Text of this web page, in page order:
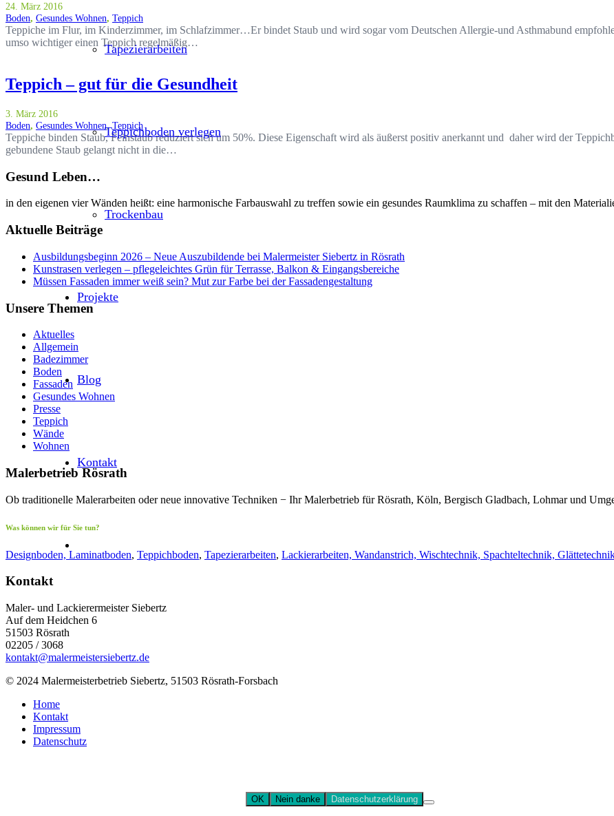
Tapezierarbeiten
Teppichboden verlegen
Trockenbau
Projekte
Blog
Kontakt
24. März 2016
Boden, Gesundes Wohnen, Teppich
Teppiche im Flur, im Kinderzimmer, im Schlafzimmer…Er bindet Staub und wird sogar vom Deutschen Allergie-und Asthmabund
umso wichtiger einen Teppich regelmäßig…
Teppich – gut für die Gesundheit
3. März 2016
Boden, Gesundes Wohnen,Teppich
Teppiche binden Staub, Feinstaub reduziert sich um 50%. Diese Eigenschaft wird als äußerst positiv anerkannt und daher wird der
gebundene Staub gelangt nicht in die…
Gesund Leben…
in den eigenen vier Wänden heißt: eine harmonische Farbauswahl zu treffen sowie ein gesundes Raumklima zu schaffen – mit den
Aktuelle Beiträge
Ausbildungsbeginn 2026 – Neue Auszubildende bei Malermeister Siebertz in Rösrath
Kunstrasen verlegen – pflegeleichtes Grün für Terrasse, Balkon & Eingangsbereiche
Müssen Fassaden immer weiß sein? Mut zur Farbe bei der Fassadengestaltung
Unsere Themen
Aktuelles
Allgemein
Badezimmer
Boden
Fassaden
Gesundes Wohnen
Presse
Teppich
Wände
Wohnen
Malerbetrieb Rösrath
Ob traditionelle Malerarbeiten oder neue innovative Techniken − Ihr Malerbetrieb für Rösrath, Köln, Bergisch Gladbach, Lohmar und
Was können wir für Sie tun?
Designboden, Laminatboden, Teppichboden, Tapezierarbeiten, Lackierarbeiten, Wandanstrich, Wischtechnik, Spachteltechnik,
Kontakt
Maler- und Lackierermeister Siebertz
Auf dem Heidchen 6
51503 Rösrath
02205 / 3068
kontakt@malermeistersiebertz.de
© 2024 Malermeisterbetrieb Siebertz, 51503 Rösrath-Forsbach
Home
Kontakt
Impressum
Datenschutz
OK Nein danke Datenschutzerklärung